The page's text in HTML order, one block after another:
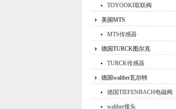
TOYOOKI双联阀
美国MTS
MTS传感器
德国TURCK图尔克
TURCK传感器
德国walther瓦尔特
德国TIEFENBACH电磁阀
walther接头